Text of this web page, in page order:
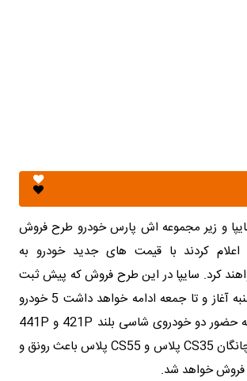
و زیر مجموعه اش پارس خودرو طرح فروش
اعلام کردند با قیمت های جدید خودرو به
کرد. سایپا در این طرح فروش که پیش ثبت
نامش از روز سه شنبه آغاز و تا جمعه ادامه خواهد داشت 5 خودرو
عرضه خواهد کرد که حضور دو خودروی شاسی بلند 421P و 441P
که می شود همان چانگان CS35 پلاس و CS55 پلاس باعث رونق و
خواهد شد.